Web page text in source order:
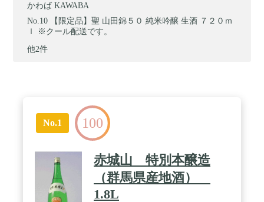
かわば KAWABA
【限定品】聖 山田錦５０ 純米吟醸 生酒 ７２０ｍ
ｌ ※クール配送です。
他2件
No.1 100
赤城山 特別本醸造
（群馬県産地酒）
1.8L